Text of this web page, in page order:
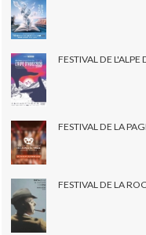
FESTIVAL DE
FESTIVAL DE LA
FESTIVAL DE LA